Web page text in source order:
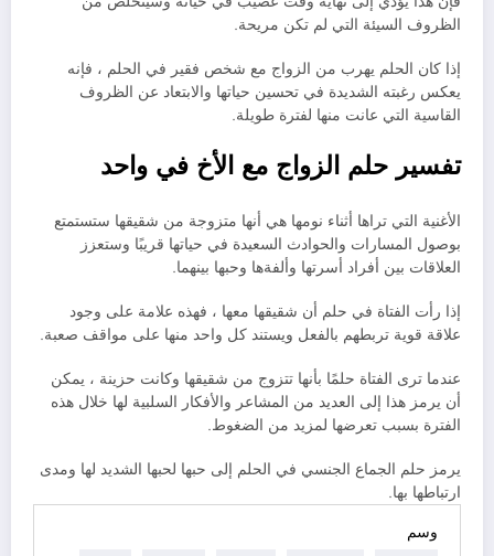
الظروف السيئة التي لم تكن مريحة.
إذا كان الحلم يهرب من الزواج مع شخص فقير في الحلم ، فإنه
يعكس رغبته الشديدة في تحسين حياتها والابتعاد عن الظروف
القاسية التي عانت منها لفترة طويلة.
تفسير حلم الزواج مع الأخ في واحد
الأغنية التي تراها أثناء نومها هي أنها متزوجة من شقيقها ستستمتع
بوصول المسارات والحوادث السعيدة في حياتها قريبًا وستعزز
العلاقات بين أفراد أسرتها وألفةها وحبها بينهما.
إذا رأت الفتاة في حلم أن شقيقها معها ، فهذه علامة على وجود
علاقة قوية تربطهم بالفعل ويستند كل واحد منها على مواقف صعبة.
عندما ترى الفتاة حلمًا بأنها تتزوج من شقيقها وكانت حزينة ، يمكن
أن يرمز هذا إلى العديد من المشاعر والأفكار السلبية لها خلال هذه
الفترة بسبب تعرضها لمزيد من الضغوط.
يرمز حلم الجماع الجنسي في الحلم إلى حبها لحبها الشديد لها ومدى
ارتباطها بها.
وسم